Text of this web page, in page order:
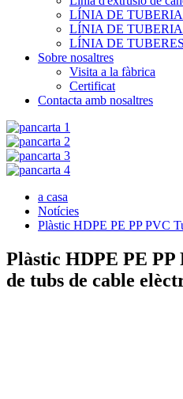
LÍNIA DE
LÍNIA DE
LÍNIA DE
Sobre nosaltres
Visita a la fàbrica
Certificat
Contacta amb nosaltres
a casa
Notícies
Plàstic HDPE PE PP PVC
Plàstic HDPE PE PP
de tubs de cable